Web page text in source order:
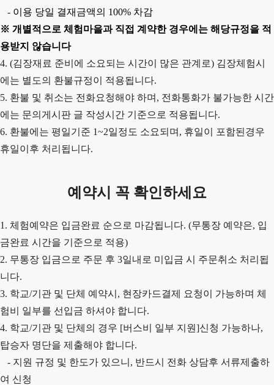
- 이용 당일 결재금액의 100% 차감
※ 개별적으로 체험마을과 직접 계약한 경우에는 해당규정을 적
용받지 않습니다
4. (김장재료 준비에 소요되는 시간이 많은 관계로) 김장체험시
에는 별도의 환불규정이 적용됩니다.
5. 환불 및 취소는 전화요청해야 하며, 전화통화가 불가능한 시간
에는 문의게시판 글 작성시간 기준으로 적용됩니다.
6. 환불에는 평일기준 1~2일정도 소요되며, 휴일이 포함된경우
휴일이후 처리됩니다.
예약시 꼭 확인하세요
1. 체험예약은 입금완료 순으로 마감됩니다. (무통장 예약은, 입
금완료 시간을 기준으로 적용)
2. 무통장 입금으로 주문 후 3일내로 미입금 시 주문취소 처리됩
니다.
3. 학교/기관 및 단체 예약시, 현장카드결제 요청이 가능하며 체
험비 일부를 선입금 하셔야 합니다.
4. 학교/기관 및 단체의 경우 [버스비 일부 지원]신청 가능하나,
탑승자 명단을 제출해야 합니다.
- 지원 규정 및 한도가 있으니, 반드시 전화 상담후 서류제출하
여 신청